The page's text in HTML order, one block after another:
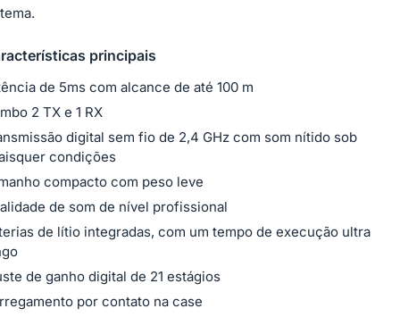
principais
de 5ms com alcance de até 100 m
2 TX e 1 RX
digital sem fio de 2,4 GHz com som nítido sob
condições
compacto com peso leve
de som de nível profissional
de lítio integradas, com um tempo de execução ultra
de ganho digital de 21 estágios
por contato na case